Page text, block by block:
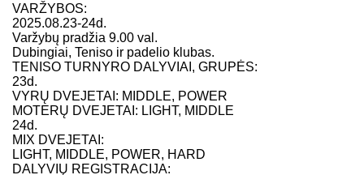
VARŽYBOS:
2025.08.23-24d.
Varžybų pradžia 9.00 val.
Dubingiai, Teniso ir padelio klubas.
TENISO TURNYRO DALYVIAI, GRUPĖS:
23d.
VYRŲ DVEJETAI: MIDDLE, POWER
MOTERŲ DVEJETAI: LIGHT, MIDDLE
24d.
MIX DVEJETAI:
LIGHT, MIDDLE, POWER, HARD
DALYVIŲ REGISTRACIJA: